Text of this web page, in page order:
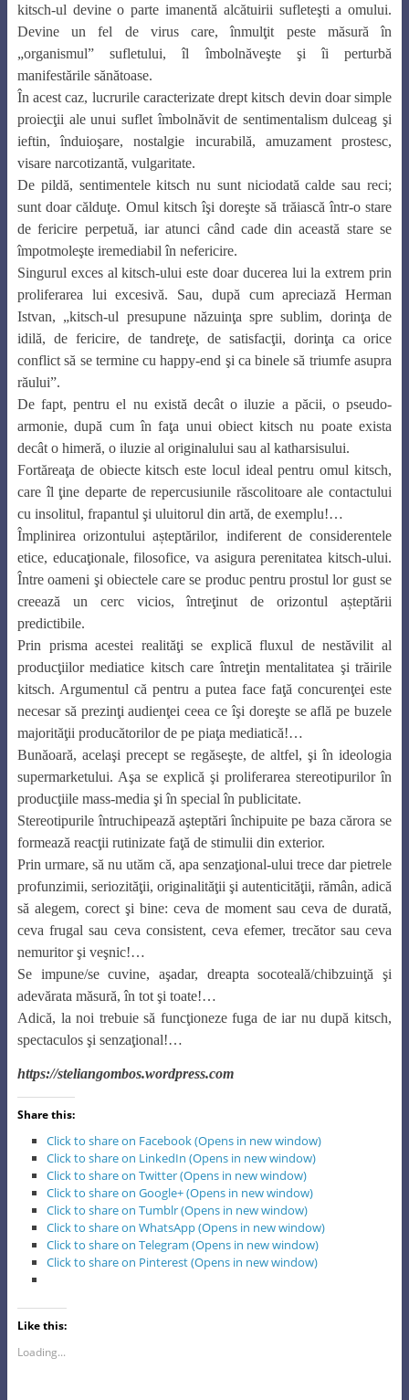
kitsch-ul devine o parte imanentă alcătuirii sufleteşti a omului.
Devine un fel de virus care, înmulţit peste măsură în
„organismul” sufletului, îl îmbolnăveşte şi îi perturbă
manifestările sănătoase.
În acest caz, lucrurile caracterizate drept kitsch devin doar simple
proiecţii ale unui suflet îmbolnăvit de sentimentalism dulceag şi
ieftin, înduioşare, nostalgie incurabilă, amuzament prostesc,
visare narcotizantă, vulgaritate.
De pildă, sentimentele kitsch nu sunt niciodată calde sau reci;
sunt doar călduţe. Omul kitsch îşi doreşte să trăiască într-o stare
de fericire perpetuă, iar atunci când cade din această stare se
împotmoleşte iremediabil în nefericire.
Singurul exces al kitsch-ului este doar ducerea lui la extrem prin
proliferarea lui excesivă. Sau, după cum apreciază Herman
Istvan, „kitsch-ul presupune năzuinţa spre sublim, dorinţa de
idilă, de fericire, de tandreţe, de satisfacţii, dorinţa ca orice
conflict să se termine cu happy-end şi ca binele să triumfe asupra
răului”.
De fapt, pentru el nu există decât o iluzie a păcii, o pseudo-
armonie, după cum în faţa unui obiect kitsch nu poate exista
decât o himeră, o iluzie al originalului sau al katharsisului.
Fortăreaţa de obiecte kitsch este locul ideal pentru omul kitsch,
care îl ţine departe de repercusiunile răscolitoare ale contactului
cu insolitul, frapantul şi uluitorul din artă, de exemplu!…
Împlinirea orizontului aș­teptă­rilor, indiferent de considerentele
etice, educaţionale, filosofice, va asigura perenitatea kitsch-ului.
Între oameni şi obiectele care se produc pentru prostul lor gust se
creează un cerc vicios, întreţinut de orizontul așteptării
predictibile.
Prin prisma acestei realităţi se explică fluxul de nestăvilit al
producţiilor mediatice kitsch care întreţin mentalitatea şi trăirile
kitsch. Argumentul că pentru a putea face faţă concurenţei este
necesar să prezinţi audienţei ceea ce îşi doreşte se află pe buzele
majorităţii producătorilor de pe piaţa mediatică!…
Bunăoară, acelaşi precept se regăseşte, de altfel, şi în ideologia
supermarketului. Aşa se explică şi proliferarea stereotipurilor în
producţiile mass-media şi în special în publicitate.
Stereotipurile întruchipează aşteptări închipuite pe baza cărora se
formează reacţii rutinizate faţă de stimulii din exterior.
Prin urmare, să nu utăm că, apa senzaţional-ului trece dar pietrele
profunzimii, seriozităţii, originalităţii şi autenticităţii, rămân, adică
să alegem, corect şi bine: ceva de moment sau ceva de durată,
ceva frugal sau ceva consistent, ceva efemer, trecător sau ceva
nemuritor şi veşnic!…
Se impune/se cuvine, aşadar, dreapta socoteală/chibzuinţă şi
adevărata măsură, în tot şi toate!…
Adică, la noi trebuie să funcţioneze fuga de iar nu după kitsch,
spectaculos şi senzaţional!…
https://steliangombos.wordpress.com
Share this:
Click to share on Facebook (Opens in new window)
Click to share on LinkedIn (Opens in new window)
Click to share on Twitter (Opens in new window)
Click to share on Google+ (Opens in new window)
Click to share on Tumblr (Opens in new window)
Click to share on WhatsApp (Opens in new window)
Click to share on Telegram (Opens in new window)
Click to share on Pinterest (Opens in new window)
Like this:
Loading...